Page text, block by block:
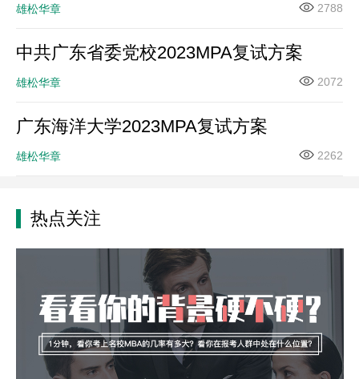
雄松华章 2788
中共广东省委党校2023MPA复试方案
雄松华章 2072
广东海洋大学2023MPA复试方案
雄松华章 2262
热点关注